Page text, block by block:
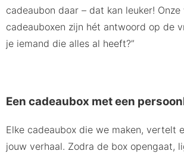
cadeaubon daar – dat kan leuker!
cadeauboxen zijn hét antwoord op de
je iemand die alles al heeft?”
Een cadeaubox met een
Elke cadeaubox die we maken, vertelt
jouw verhaal. Zodra de box opengaat,